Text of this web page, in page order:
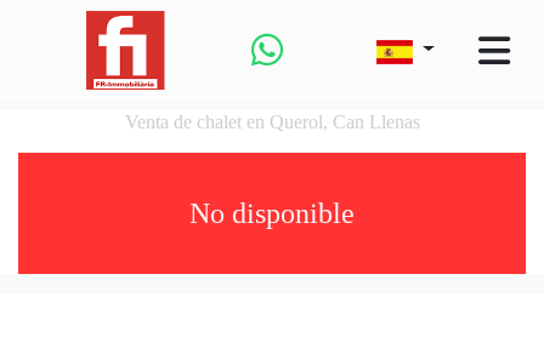
Venta de chalet en Querol, Can Llenas
No disponible